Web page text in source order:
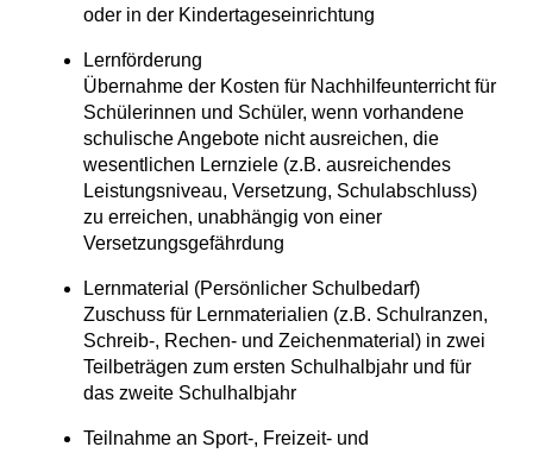
oder in der Kindertageseinrichtung
Lernförderung
Übernahme der Kosten für Nachhilfeunterricht für
Schülerinnen und Schüler, wenn vorhandene
schulische Angebote nicht ausreichen, die
wesentlichen Lernziele (z.B. ausreichendes
Leistungsniveau, Versetzung, Schulabschluss)
zu erreichen, unabhängig von einer
Versetzungsgefährdung
Lernmaterial (Persönlicher Schulbedarf)
Zuschuss für Lernmaterialien (z.B. Schulranzen,
Schreib-, Rechen- und Zeichenmaterial) in zwei
Teilbeträgen zum ersten Schulhalbjahr und für
das zweite Schulhalbjahr
Teilnahme an Sport-, Freizeit- und